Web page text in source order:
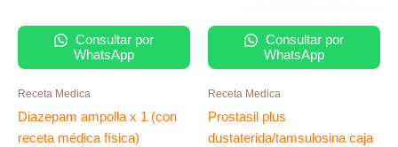
Consultar por
WhatsApp
Receta Medica
Diazepam ampolla x 1 (con
receta médica física)
Consultar por
WhatsApp
Receta Medica
Prostasil plus
dustaterida/tamsulosina caja